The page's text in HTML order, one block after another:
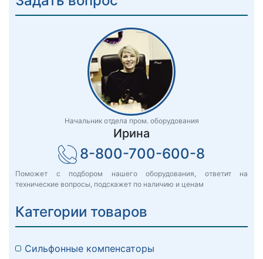
Начальник отдела пром. оборудования
Ирина
8-800-700-600-8
Поможет с подбором нашего оборудования, ответит на
технические вопросы, подскажет по наличию и ценам
Категории товаров
Сильфонные компенсаторы